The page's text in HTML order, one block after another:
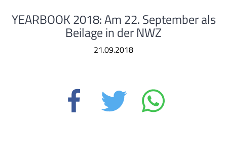
YEARBOOK 2018: Am 22. September als
Beilage in der NWZ
21.09.2018